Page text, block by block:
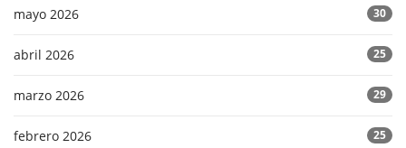
mayo 2026 30
abril 2026 25
marzo 2026 29
febrero 2026 25